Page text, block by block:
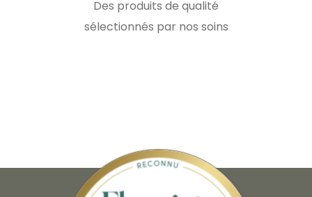
Des produits de qualité
sélectionnés par nos soins